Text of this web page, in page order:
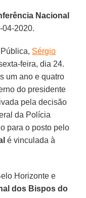
Nacional
04-2020.
Sérgio
feira, dia 24.
um ano e quatro
do presidente
pela decisão
da Polícia
para o posto pelo
é vinculada à
Horizonte e
dos Bispos do